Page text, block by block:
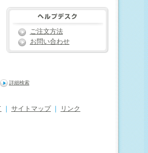
ご注文方法
お問い合わせ
詳細検索
サイトマップ
リンク